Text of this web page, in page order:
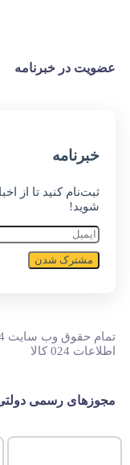
عضویت در خبرنامه
خبر‌نامه
ثبت‌نام کنید تا از
شوید!
مشترک شدن
اطلاعات 024 کالا
مجوزهای رسمی